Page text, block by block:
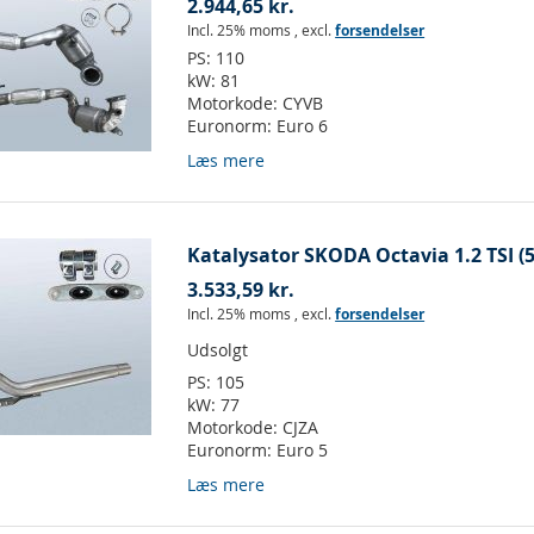
2.944,65 kr.
Incl. 25% moms ,excl.forsendelser
PS: 110
kW:81
Motorkode: CYVB
Euronorm: Euro 6
Læs mere
Katalysator SKODA Octavia 1.2 TSI
3.533,59 kr.
Incl. 25% moms ,excl.forsendelser
Udsolgt
PS: 105
kW:77
Motorkode: CJZA
Euronorm: Euro 5
Læs mere